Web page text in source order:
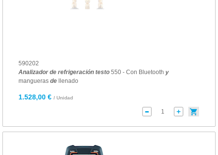
590202
Analizador de refrigeración testo550 - Con Bluetooth y
mangueras dellenado
1.528,00 € / Unidad